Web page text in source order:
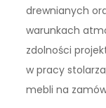
drewnianych
warunkach
zdolności
w pracy
mebli na